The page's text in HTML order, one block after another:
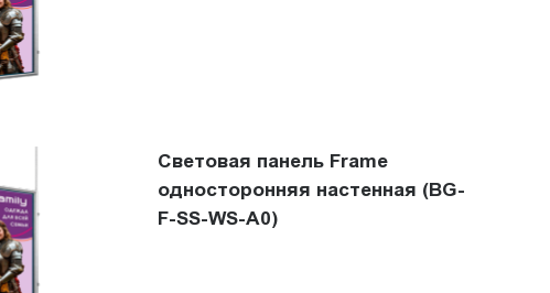
Световая панель Frame
односторонняя настенная (BG-
F-SS-WS-A0)